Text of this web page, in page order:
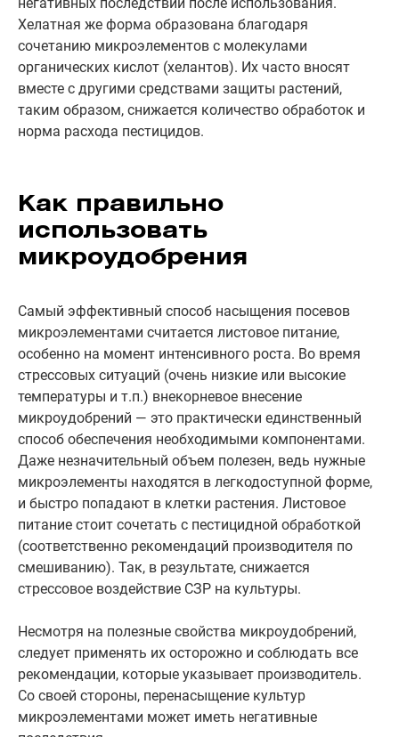
Хелатная же форма образована благодаря
сочетанию микроэлементов с молекулами
органических кислот (хелантов). Их часто вносят
вместе с другими средствами защиты растений,
таким образом, снижается количество обработок и
норма расхода пестицидов.
Как правильно
использовать
микроудобрения
Самый эффективный способ насыщения посевов
микроэлементами считается листовое питание,
особенно на момент интенсивного роста. Во время
стрессовых ситуаций (очень низкие или высокие
температуры и т.п.) внекорневое внесение
микроудобрений — это практически единственный
способ обеспечения необходимыми компонентами.
Даже незначительный объем полезен, ведь нужные
микроэлементы находятся в легкодоступной форме,
и быстро попадают в клетки растения. Листовое
питание стоит сочетать с пестицидной обработкой
(соответственно рекомендаций производителя по
смешиванию). Так, в результате, снижается
стрессовое воздействие СЗР на культуры.
Несмотря на полезные свойства микроудобрений,
следует применять их осторожно и соблюдать все
рекомендации, которые указывает производитель.
Со своей стороны, перенасыщение культур
микроэлементами может иметь негативные